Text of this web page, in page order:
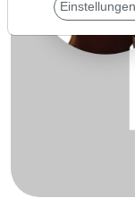
Einstellungen